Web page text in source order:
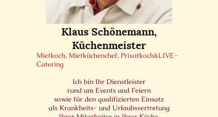
Klaus Schönemann,
Küchenmeister
Mietkoch, Mietküchenchef, Privatkoch&LIVE-
Catering
Ich bin Ihr Dienstleister
rund um Events und Feiern
sowie für den qualifizierten Einsatz
als Krankheits- und Urlaubsvertretung